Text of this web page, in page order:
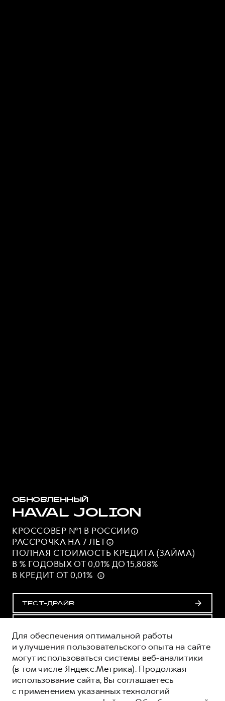
ОБНОВЛЕННЫЙ
HAVAL JOLION
КРОССОВЕР №1 В РОССИИ
РАССРОЧКА НА 7 ЛЕТ
ПОЛНАЯ СТОИМОСТЬ КРЕДИТА (ЗАЙМА)
В % ГОДОВЫХ ОТ 0,01% ДО 15,808%
В КРЕДИТ ОТ 0,01%
ТЕСТ-ДРАЙВ
ОЦЕНИВАЙТЕ СВОИ ФИНАНСОВЫЕ
ВОЗМОЖНОСТИ И РИСКИ
ИЗУЧИТЕ ВСЕ УСЛОВИЯ КРЕДИТА (ЗАЙМА) НА
САЙТЕ:
Для обеспечения оптимальной работы
и улучшения пользовательского опыта на сайте
могут использоваться системы веб-аналитики
(в том числе Яндекс.Метрика). Продолжая
использование сайта, Вы соглашаетесь
с применением указанных технологий